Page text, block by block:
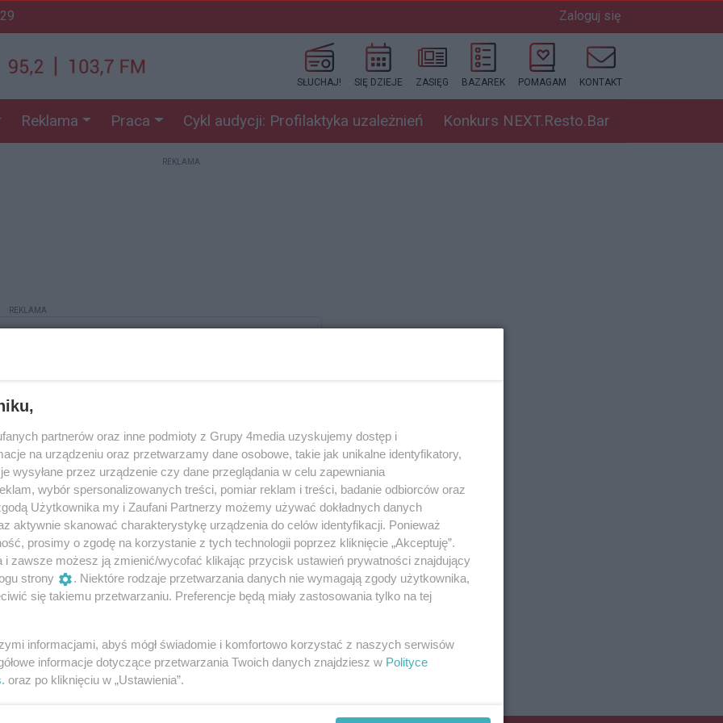
Zaloguj się
SŁUCHAJ! SIĘ DZIEJE ZASIĘG BAZAREK POMAGAM KONTAKT
Reklama Praca Cykl audycji: Profilaktyka uzależnień Konkurs NEXT.Resto.Bar
REKLAMA
REKLAMA
(25.01.2025)
Reklama
Na bieżni wszystkie pokolenia (galeria)
wokół stadionu – to uczestnicy 24-godzinnej
do Nieba.
partnerów oraz inne podmioty z Grupy 4media uzyskujemy dostęp i
na urządzeniu oraz przetwarzamy dane osobowe, takie jak unikalne identyfikatory,
wysyłane przez urządzenie czy dane przeglądania w celu zapewniania
wybór spersonalizowanych treści, pomiar reklam i treści, badanie odbiorców oraz
Użytkownika my i Zaufani Partnerzy możemy używać dokładnych danych
aktywnie skanować charakterystykę urządzenia do celów identyfikacji. Ponieważ
prosimy o zgodę na korzystanie z tych technologii poprzez kliknięcie „Akceptuję”.
i zawsze możesz ją zmienić/wycofać klikając przycisk ustawień prywatności znajdujący
strony
. Niektóre rodzaje przetwarzania danych nie wymagają zgody użytkownika,
się takiemu przetwarzaniu. Preferencje będą miały zastosowania tylko na tej
informacjami, abyś mógł świadomie i komfortowo korzystać z naszych serwisów
informacje dotyczące przetwarzania Twoich danych znajdziesz w Polityce
. oraz po kliknięciu w „Ustawienia”.